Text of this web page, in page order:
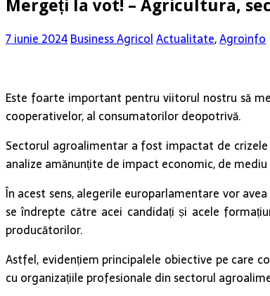
Mergeți la vot! – Agricultura,
7 iunie 2024Business AgricolActualitate,Agroinfo
Este foarte important pentru viitorul nostru să
cooperativelor, al consumatorilor deopotrivă.
Sectorul agroalimentar a fost impactat de crizele
analize amănunțite de impact economic, de
În acest sens, alegerile europarlamentare vor
se îndrepte către acei candidați și acele
producătorilor.
Astfel, evidențiem principalele obiective pe care
cu organizațiile profesionale din sectorul